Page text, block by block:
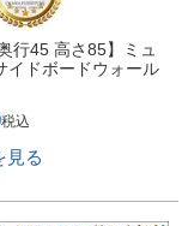
行45 高さ85】ミュ
イドボードウォール
税込
見る